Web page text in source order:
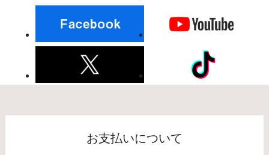
お支払いについて